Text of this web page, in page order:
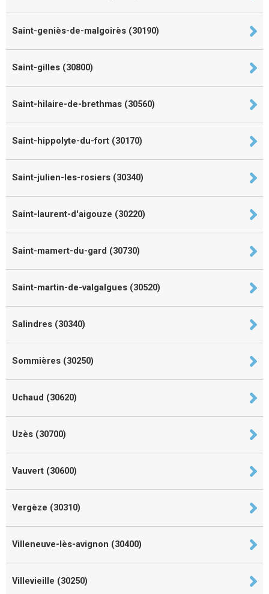
Saint-geniès-de-malgoirès (30190)
Saint-gilles (30800)
Saint-hilaire-de-brethmas (30560)
Saint-hippolyte-du-fort (30170)
Saint-julien-les-rosiers (30340)
Saint-laurent-d'aigouze (30220)
Saint-mamert-du-gard (30730)
Saint-martin-de-valgalgues (30520)
Salindres (30340)
Sommières (30250)
Uchaud (30620)
Uzès (30700)
Vauvert (30600)
Vergèze (30310)
Villeneuve-lès-avignon (30400)
Villevieille (30250)